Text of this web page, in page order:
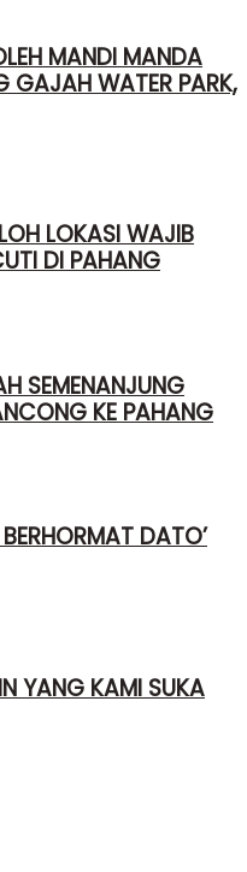
MANDI MANDA
GAJAH WATER PARK,
LOKASI WAJIB
DI PAHANG
SEMENANJUNG
KE PAHANG
DATO’
YANG KAMI SUKA